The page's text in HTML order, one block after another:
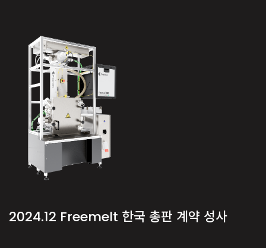
2024.12 Freemelt 한국 총판 계약 성사